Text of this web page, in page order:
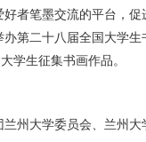
者笔墨交流的平台，
第二十八届全国大学
学生征集书画作品。
州大学委员会、兰州